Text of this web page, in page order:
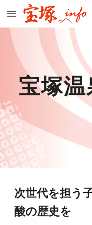
Skip to main content
宝塚温
次世代を担う
酸の歴史を